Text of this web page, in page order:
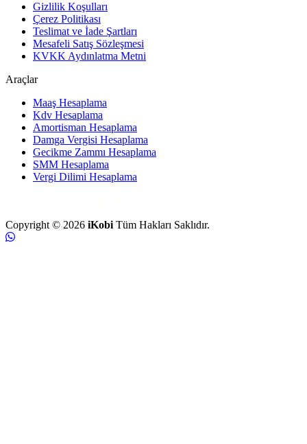
Gizlilik Koşulları
Çerez Politikası
Teslimat ve İade Şartları
Mesafeli Satış Sözleşmesi
KVKK Aydınlatma Metni
Araçlar
Maaş Hesaplama
Kdv Hesaplama
Amortisman Hesaplama
Damga Vergisi Hesaplama
Gecikme Zammı Hesaplama
SMM Hesaplama
Vergi Dilimi Hesaplama
Copyright © 2026 iKobi Tüm Hakları Saklıdır.